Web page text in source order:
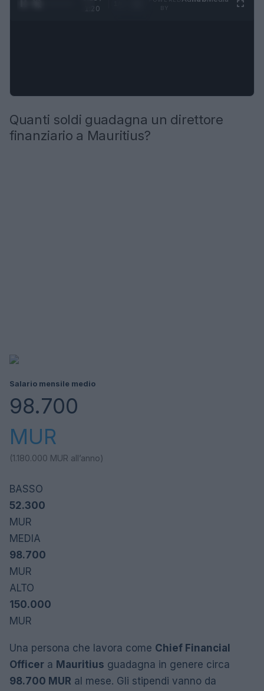
1:20
Quanti soldi guadagna un direttore
finanziario a Mauritius?
Salario mensile medio
98.700
MUR
(1.180.000 MUR all’anno)
BASSO
52.300
MUR
MEDIA
98.700
MUR
ALTO
150.000
MUR
Una persona che lavora come Chief Financial
Officer a Mauritius guadagna in genere circa
98.700 MUR al mese. Gli stipendi vanno da